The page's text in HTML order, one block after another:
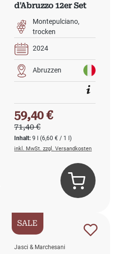
d'Abruzzo 12er Set
Montepulciano
trocken
2024
Abruzzen
Inhalt:9 l(6,60 € / 1 l)
Verkaufspreis:
59,40 €
Regulärer Preis:
71,40 €
inkl. MwSt. zzgl. Versandkosten
SALE
Jasci & Marchesani